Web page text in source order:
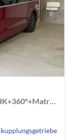
Beach Camper eHybrid 4Motion AHK+360°+Matrix+Navi+Alu17+GJR+Sitzheiz+Keyless